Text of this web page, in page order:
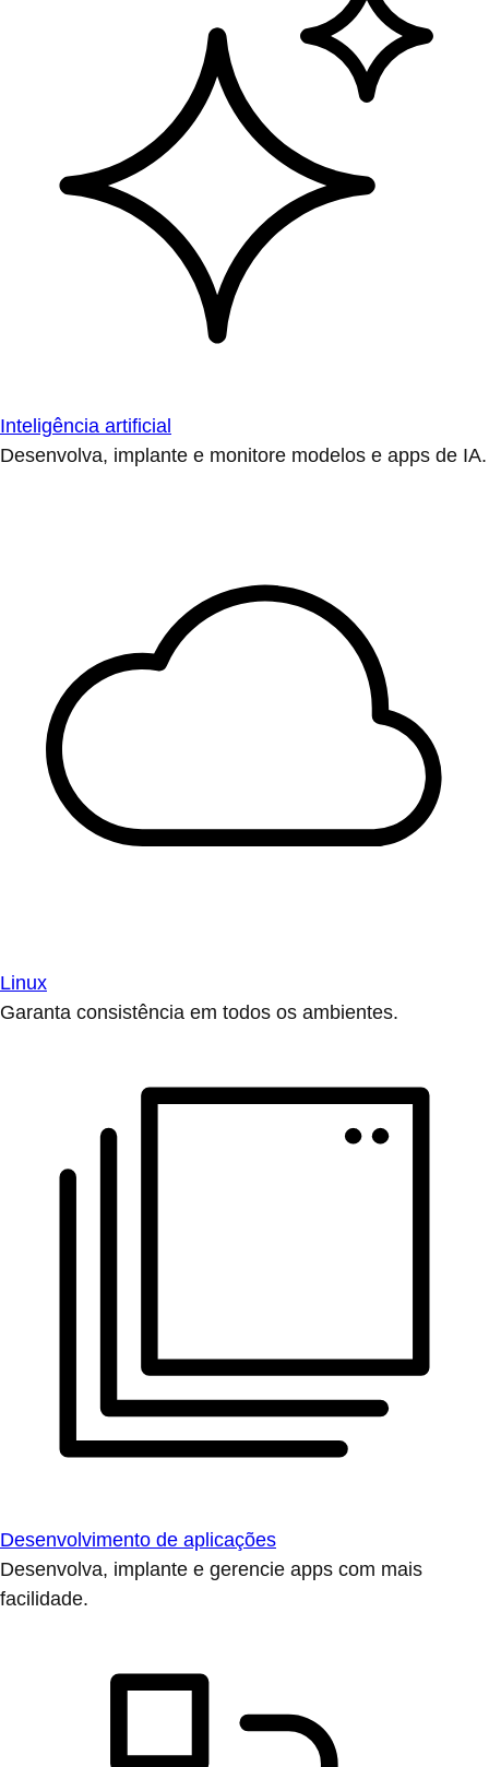
Inteligência artificial
Desenvolva, implante e monitore modelos e apps de IA.
Linux
Garanta consistência em todos os ambientes.
Desenvolvimento de aplicações
Desenvolva, implante e gerencie apps com mais
facilidade.